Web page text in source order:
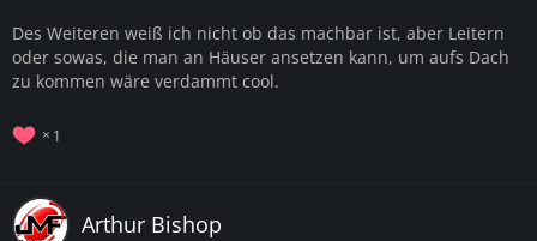
Des Weiteren weiß ich nicht ob das machbar ist, aber Leitern
oder sowas, die man an Häuser ansetzen kann, um aufs Dach
zu kommen wäre verdammt cool.
1
Arthur Bishop